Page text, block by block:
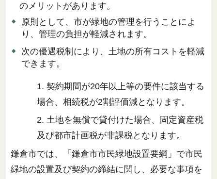
のメリットがあります。
原則として、市が緑地の管理を行うことによ
り、管理の負担が軽減されます。
次の優遇税制により、土地の所有コストを軽減
できます。
1. 契約期間が20年以上等の要件に該当する
場合、相続税が2割評価減となります。
2. 土地を無償で貸付けた場合、固定資産税
及び都市計画税が非課税となります。
鎌倉市では、「鎌倉市市民緑地設置要綱」で市民
緑地の設置及び契約の締結に関し、必要な事項を